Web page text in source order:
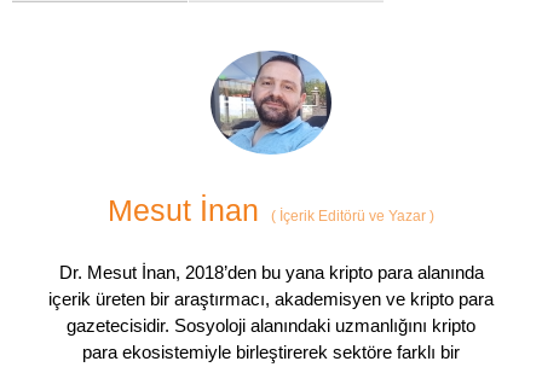
Mesut İnan ( İçerik Editörü ve Yazar )
Dr. Mesut İnan, 2018’den bu yana kripto para alanında
içerik üreten bir araştırmacı, akademisyen ve kripto para
gazetecisidir. Sosyoloji alanındaki uzmanlığını kripto
para ekosistemiyle birleştirerek sektöre farklı bir